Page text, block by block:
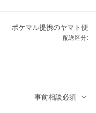
ポケマル提携のヤマト便
配送区分:
事前相談必須